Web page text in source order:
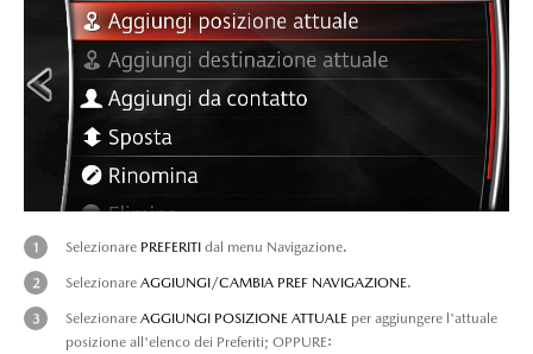
Selezionare PREFERITI dal menu Navigazione.
Selezionare AGGIUNGI/CAMBIA PREF NAVIGAZIONE.
Selezionare AGGIUNGI POSIZIONE ATTUALE per aggiungere l'attuale
posizione all'elenco dei Preferiti; OPPURE: